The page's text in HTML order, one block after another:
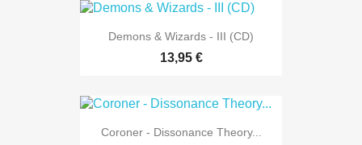
Demons & Wizards - III (CD)
13,95 €
Coroner - Dissonance Theory...